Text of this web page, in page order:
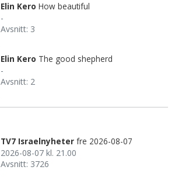
Elin Kero How beautiful
-
Avsnitt: 3
Elin Kero The good shepherd
-
Avsnitt: 2
TV7 Israelnyheter fre 2026-08-07
2026-08-07 kl. 21.00
Avsnitt: 3726